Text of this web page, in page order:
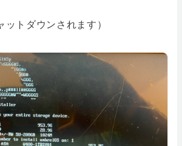
ットダウンされます）